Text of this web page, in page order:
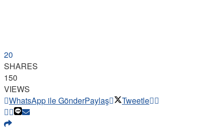
20
SHARES
150
VIEWS
WhatsApp ile GönderPaylaş Tweetle